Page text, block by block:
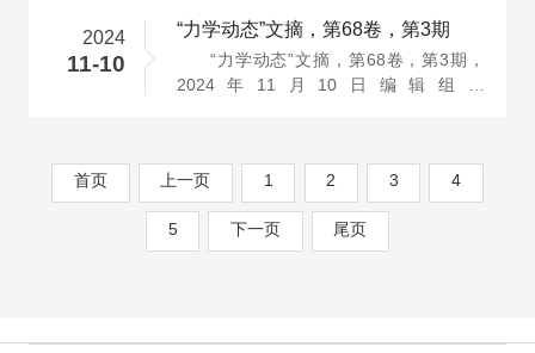
2024
11-10
“力学动态”文摘，第68卷，第3期
“力学动态”文摘，第68卷，第3期，
2024年11月10日编辑组：
首页 上一页 1 2 3 4
5 下一页 尾页